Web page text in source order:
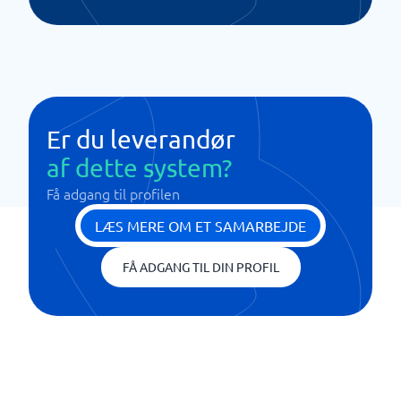
Er du leverandør
af dette system?
Få adgang til profilen
LÆS MERE OM ET SAMARBEJDE
FÅ ADGANG TIL DIN PROFIL